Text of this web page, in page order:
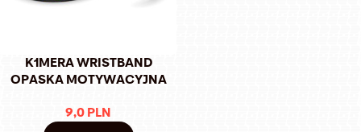
K1MERA WRISTBAND
OPASKA MOTYWACYJNA
9,0 PLN